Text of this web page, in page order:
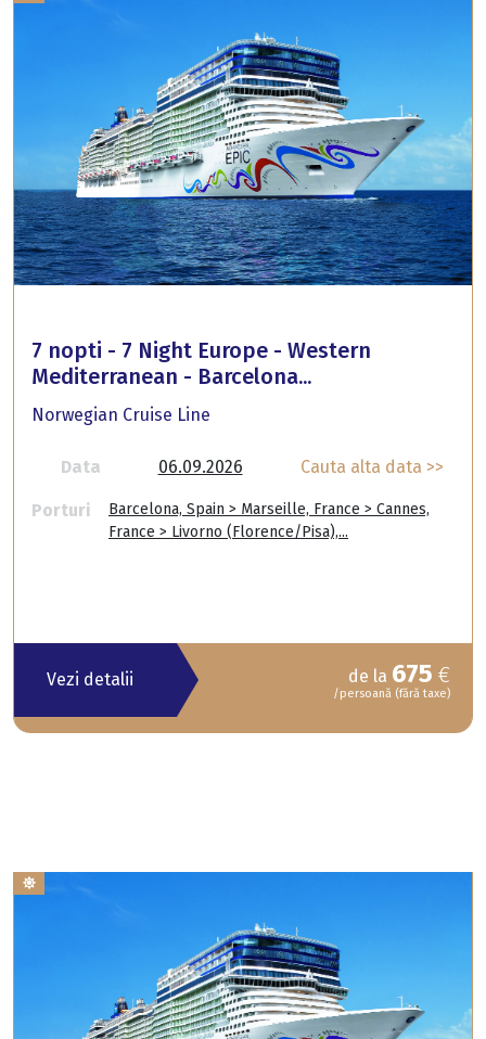
7 nopti - 7 Night Europe - Western
Mediterranean - Barcelona...
Norwegian Cruise Line
Data 06.09.2026 Cauta alta data >>
Porturi
Barcelona, Spain > Marseille, France > Cannes,
France > Livorno (Florence/Pisa),...
Vezi detalii de la 675 €
/persoană (fără taxe)